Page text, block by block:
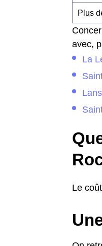
Plus
avec,
La
Le